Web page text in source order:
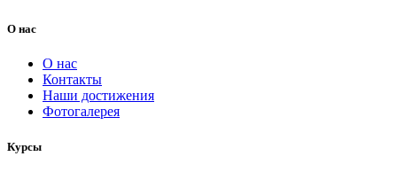
О нас
О нас
Контакты
Наши достижения
Фотогалерея
Курсы